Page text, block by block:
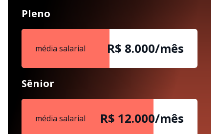
Pleno
média salarial R$ 8.000/mês
Sênior
média salarial R$ 12.000/mês